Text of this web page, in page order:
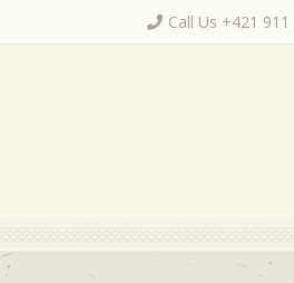
Call Us +421 911